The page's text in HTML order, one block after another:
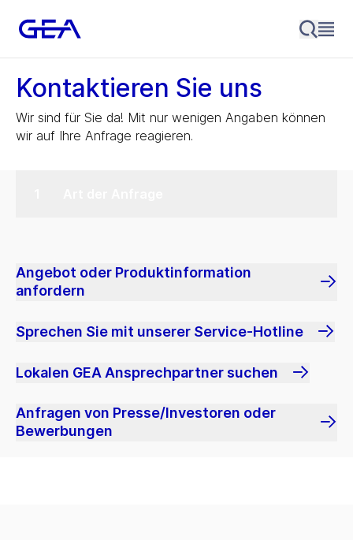
Kontaktieren Sie uns
Wir sind für Sie da! Mit nur wenigen Angaben können
wir auf Ihre Anfrage reagieren.
Angebot oder Produktinformation
anfordern
Sprechen Sie mit unserer Service-Hotline
Lokalen GEA Ansprechpartner suchen
Anfragen von Presse/Investoren oder
Bewerbungen